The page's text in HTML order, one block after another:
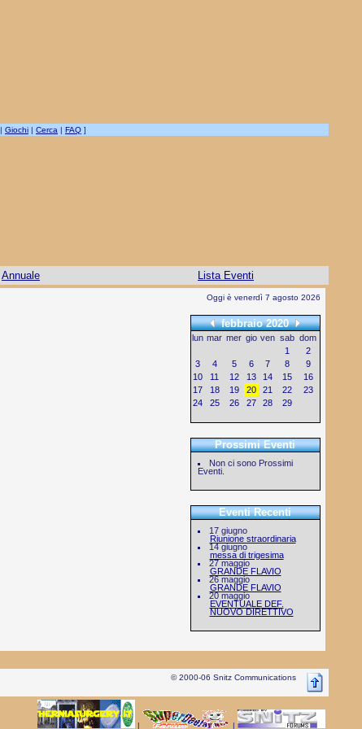
| Giochi | Cerca | FAQ ]
Annuale Lista Eventi
Oggi è venerdì 7 agosto 2026
febbraio 2020
lun mar mer gio ven sab dom
1
2
3
4 5 6 7 8
9
10
11 12 13 14 15
16
17
18 19 20 21 22
23
24
25 26 27 28 29
Prossimi Eventi
Non ci sono Prossimi
Eventi.
Eventi Recenti
17 giugno
Riunione straordinaria
14 giugno
messa di trigesima
27 maggio
GRANDE FLAVIO
26 maggio
GRANDE FLAVIO
20 maggio
EVENTUALE DEF.
NUOVO DIRETTIVO
© 2000-06 Snitz Communications
| |